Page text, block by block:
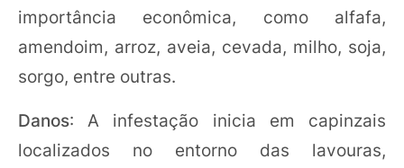
importância econômica, como alfafa,
amendoim, arroz, aveia, cevada, milho, soja,
sorgo, entre outras.
Danos: A infestação inicia em capinzais
localizados no entorno das lavouras,